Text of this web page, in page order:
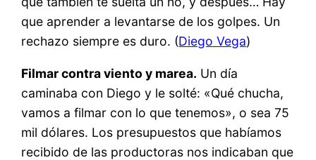
que aprender a levantarse de los golpes. Un
rechazo siempre es duro. (Diego Vega)
Filmar contra viento y marea. Un día
caminaba con Diego y le solté: «Qué chucha,
vamos a filmar con lo que tenemos», o sea 75
mil dólares. Los presupuestos que habíamos
recibido de las productoras nos indicaban que